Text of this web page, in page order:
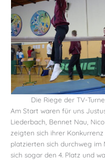
Die Riege der TV-
Am Start waren für uns
Liederbach, Bennet Nau,
zeigten sich ihrer
platzierten sich durchweg
sich sogar den 4. Platz und